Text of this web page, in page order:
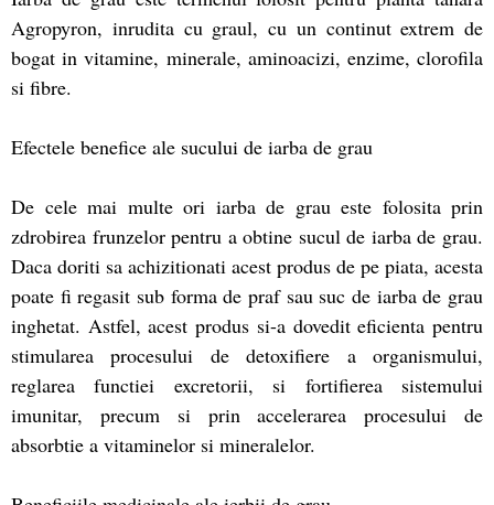
Agropyron, inrudita cu graul, cu un continut extrem de
bogat in vitamine, minerale, aminoacizi, enzime, clorofila
si fibre.
Efectele benefice ale sucului de iarba de grau
De cele mai multe ori iarba de grau este folosita prin
zdrobirea frunzelor pentru a obtine sucul de iarba de grau.
Daca doriti sa achizitionati acest produs de pe piata, acesta
poate fi regasit sub forma de praf sau suc de iarba de grau
inghetat. Astfel, acest produs si-a dovedit eficienta pentru
stimularea procesului de detoxifiere a organismului,
reglarea functiei excretorii, si fortifierea sistemului
imunitar, precum si prin accelerarea procesului de
absorbtie a vitaminelor si mineralelor.